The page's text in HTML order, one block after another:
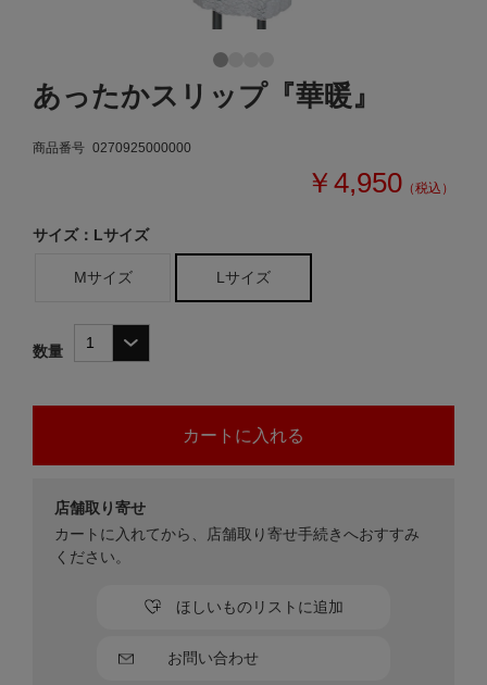
あったかスリップ『華暖』
商品番号 0270925000000
￥4,950 （税込）
サイズ：Lサイズ
Mサイズ Lサイズ
数量
お問い合わせ
ほしいものリストに追加
店舗取り寄せ
カートに入れてから、店舗取り寄せ手続きへおすすみ
ください。